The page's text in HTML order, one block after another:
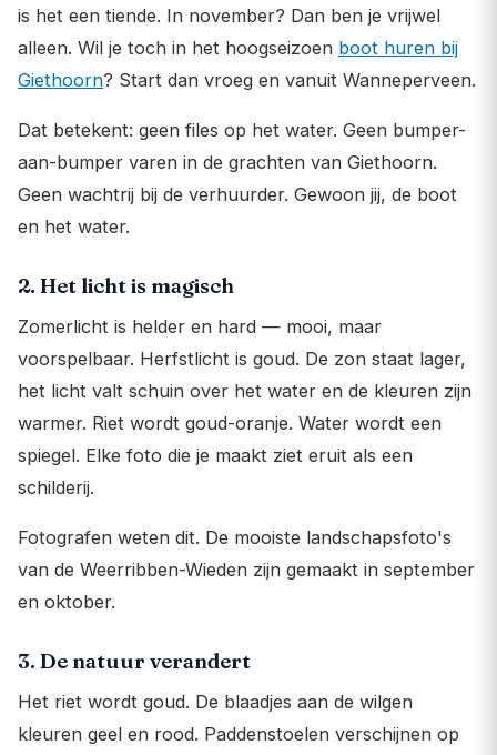
is het een tiende. In november? Dan ben je vrijwel
alleen. Wil je toch in het hoogseizoen boot huren bij
Giethoorn? Start dan vroeg en vanuit Wanneperveen.
Dat betekent: geen files op het water. Geen bumper-
aan-bumper varen in de grachten van Giethoorn.
Geen wachtrij bij de verhuurder. Gewoon jij, de boot
en het water.
2. Het licht is magisch
Zomerlicht is helder en hard — mooi, maar
voorspelbaar. Herfstlicht is goud. De zon staat lager,
het licht valt schuin over het water en de kleuren zijn
warmer. Riet wordt goud-oranje. Water wordt een
spiegel. Elke foto die je maakt ziet eruit als een
schilderij.
Fotografen weten dit. De mooiste landschapsfoto's
van de Weerribben-Wieden zijn gemaakt in september
en oktober.
3. De natuur verandert
Het riet wordt goud. De blaadjes aan de wilgen
kleuren geel en rood. Paddenstoelen verschijnen op